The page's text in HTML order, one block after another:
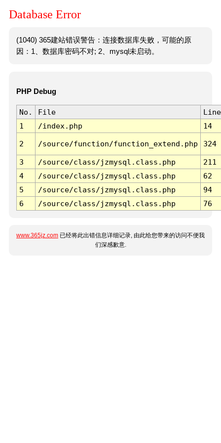
Database Error
(1040) 365建站错误警告：连接数据库失败，可能的原
因：1、数据库密码不对; 2、mysql未启动。
PHP Debug
No. File
Line
1
/index.php 14
2 /source/function/function_extend.php 324
3 /source/class/jzmysql.class.php
211
4
/source/class/jzmysql.class.php
62
5
/source/class/jzmysql.class.php
94
6
/source/class/jzmysql.class.php 76
www.365jz.com 已经将此出错信息详细记录, 由此给您带来的访问不便我
们深感歉意.